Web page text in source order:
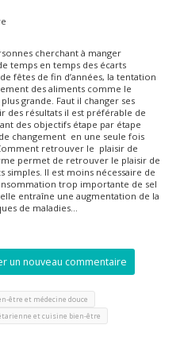
cherchant à manger
temps en temps des écarts
fêtes de fin d’années, la tentation
des aliments comme le
grande. Faut il changer ses
des résultats il est préférable de
des objectifs étape par étape
changement en une seule fois
retrouver le plaisir de
permet de retrouver le plaisir de
simples. Il est moins nécessaire de
trop importante de sel
entraîne une augmentation de la
de maladies…
un nouveau commentaire
être et médecine douce
et cuisine bien-être